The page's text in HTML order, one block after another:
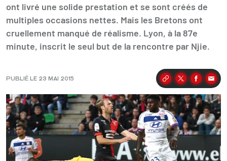
ont livré une solide prestation et se sont créés de
multiples occasions nettes. Mais les Bretons ont
cruellement manqué de réalisme. Lyon, à la 87e
minute, inscrit le seul but de la rencontre par Njie.
PUBLIÉ LE 23 MAI 2015 Partager